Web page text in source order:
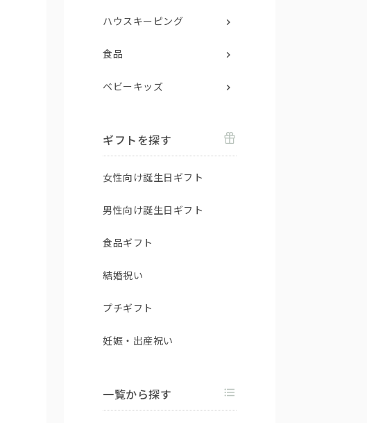
ハウスキーピング
食品
ベビーキッズ
ギフトを探す
女性向け誕生日ギフト
男性向け誕生日ギフト
食品ギフト
結婚祝い
プチギフト
妊娠・出産祝い
一覧から探す